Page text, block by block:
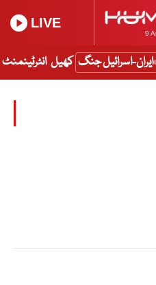
9
LIVE
ایران-اسرائیل جنگ کھیل انٹرٹینمنٹ